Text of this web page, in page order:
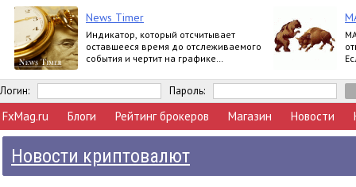
News Timer
Индикатор, который отсчитывает
оставшееся время до отслеживаемого
события и чертит на графике
событие произойдет.
Логин: Пароль:
FxMag.ru Блоги Рейтинг брокеров Магазин Новости
Новости криптовалют